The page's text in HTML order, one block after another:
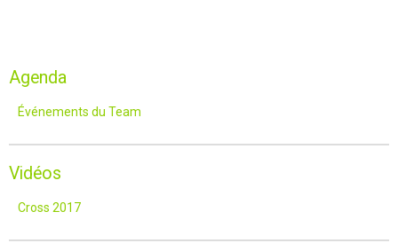
Agenda
Événements du Team
Vidéos
Cross 2017